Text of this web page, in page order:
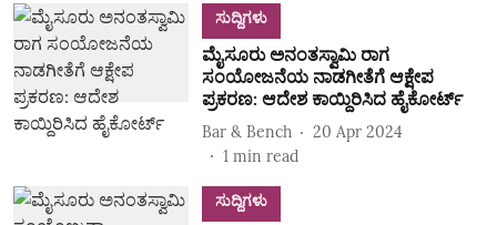
ಸುದ್ದಿಗಳು
ಮೈಸೂರು ಅನಂತಸ್ವಾಮಿ ರಾಗ
ಸಂಯೋಜನೆಯ ನಾಡಗೀತೆಗೆ ಆಕ್ಷೇಪ
ಪ್ರಕರಣ: ಆದೇಶ ಕಾಯ್ದಿರಿಸಿದ ಹೈಕೋರ್ಟ್‌
Bar & Bench
20 Apr 2024
1 min read
ಸುದ್ದಿಗಳು